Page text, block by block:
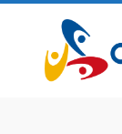
content